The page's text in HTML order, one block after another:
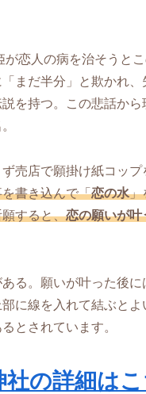
が恋人の病を治そうと
まだ半分」と欺かれ、
を持つ。この悲話から
売店で願掛け紙コップ
書き込んで「恋の水」
すると、恋の願いが叶
ある。願いが叶った後に
に線を入れて結ぶとよ
とされています。
社の詳細は